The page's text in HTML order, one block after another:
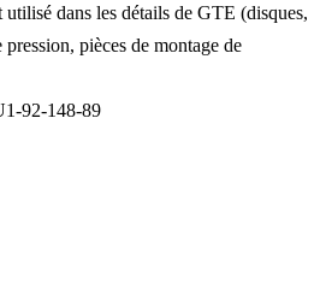
dans les détails de GTE (disques,
pression, pièces de montage de
92-148-89